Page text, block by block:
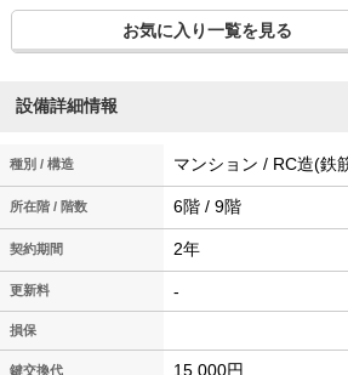
お気に入り一覧を見る
設備詳細情報
種別 / 構造 マンション / RC造(鉄
所在階 / 階数 6階 / 9階
契約期間 2年
更新料 -
損保
鍵交換代 15,000円